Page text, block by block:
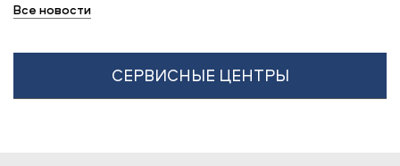
Все новости
СЕРВИСНЫЕ ЦЕНТРЫ